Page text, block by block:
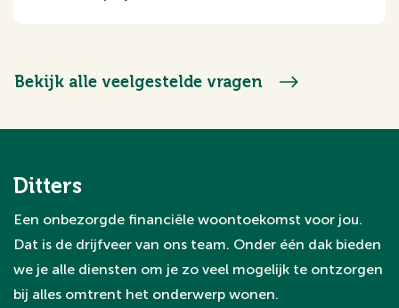
het opstellen van verkoopplannen,
Bekijk alle veelgestelde vragen
Ditters
Een onbezorgde financiële woontoekomst voor jou.
Dat is de drijfveer van ons team. Onder één dak bieden
we je alle diensten om je zo veel mogelijk te ontzorgen
bij alles omtrent het onderwerp wonen.